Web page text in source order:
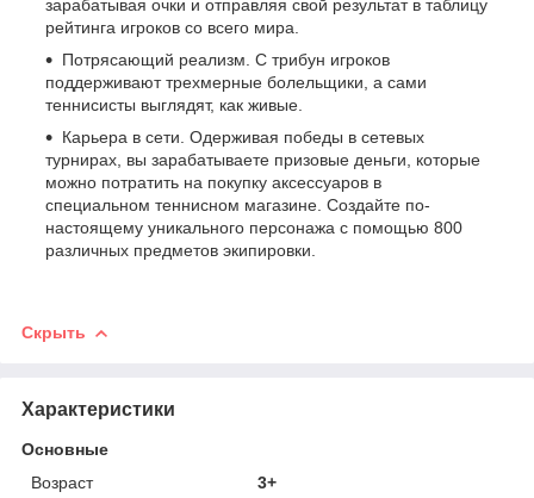
зарабатывая очки и отправляя свой результат в таблицу
рейтинга игроков со всего мира.
Потрясающий реализм. С трибун игроков
поддерживают трехмерные болельщики, а сами
теннисисты выглядят, как живые.
Карьера в сети. Одерживая победы в сетевых
турнирах, вы зарабатываете призовые деньги, которые
можно потратить на покупку аксессуаров в
специальном теннисном магазине. Создайте по-
настоящему уникального персонажа с помощью 800
различных предметов экипировки.
Скрыть
Характеристики
Основные
Возраст
3+